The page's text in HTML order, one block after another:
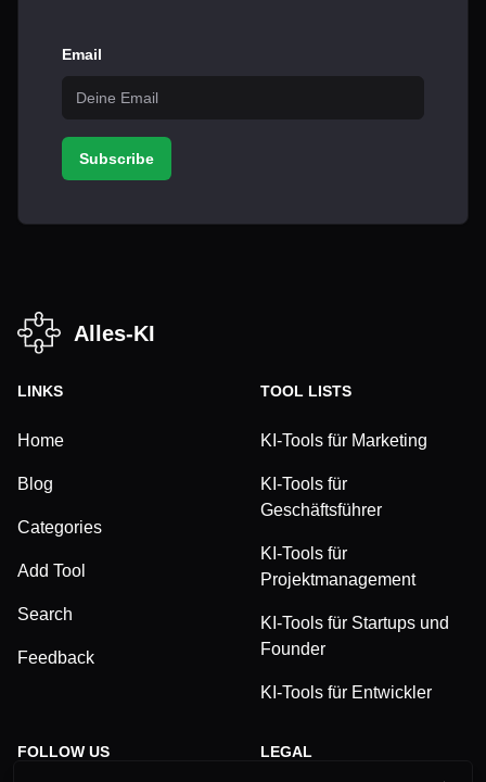
Email
Subscribe
Alles-KI
LINKS
Home
Blog
Categories
Add Tool
Search
Feedback
TOOL LISTS
KI-Tools für Marketing
KI-Tools für
Geschäftsführer
KI-Tools für
Projektmanagement
KI-Tools für Startups und
Founder
KI-Tools für Entwickler
FOLLOW US LEGAL